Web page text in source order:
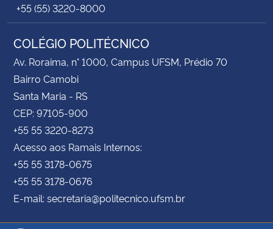
+55 (55) 3220-8000
COLÉGIO POLITÉCNICO
Av. Roraima, n° 1000, Campus UFSM, Prédio 70
Bairro Camobi
Santa Maria - RS
CEP: 97105-900
+55 55 3220-8273
Acesso aos Ramais Internos:
+55 55 3178-0675
+55 55 3178-0676
E-mail: secretaria@politecnico.ufsm.br